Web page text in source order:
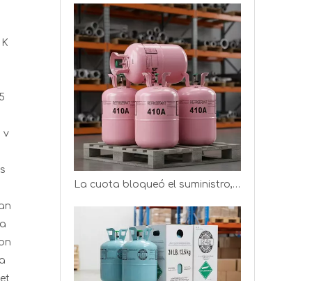
v
Producción de gas refrigerante R410A (cilindro desechable de 11,3 kg)
La cuota bloqueó el suministro, los productores de refrigerantes obtienen mejores ganancias